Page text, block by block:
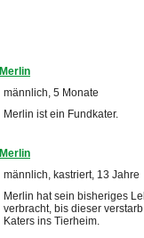
Merlin
männlich, 5 Monate
Merlin ist ein Fundkater.
Merlin
männlich, kastriert, 13 Jahre
Merlin hat sein bisheriges
verbracht, bis dieser
Katers ins Tierheim.